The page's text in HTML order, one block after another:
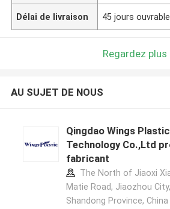
Délai de livraison 45 jours
Regardez plus
AU SUJET DE NOUS
Qingdao Wings Plastic
Technology Co.,Ltd
fabricant
The North of Jiaoxi
Matie Road, Jiaozhou City,
Shandong Province, China